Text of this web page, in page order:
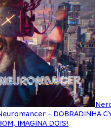
- DOBRADINHA
IMAGINA DOIS!